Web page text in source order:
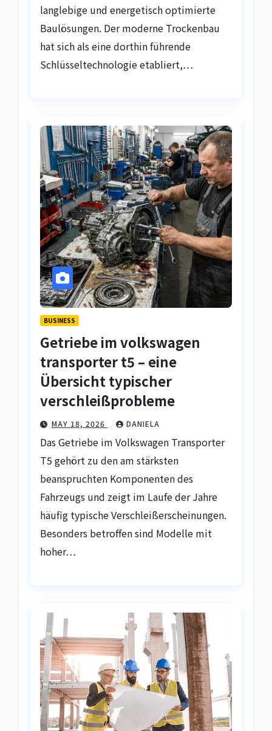
langlebige und energetisch optimierte
Baulösungen. Der moderne Trockenbau
hat sich als eine dorthin führende
Schlüsseltechnologie etabliert,…
BUSINESS
Getriebe im volkswagen
transporter t5 – eine
Übersicht typischer
verschleißprobleme
MAY 18, 2026 DANIELA
Das Getriebe im Volkswagen Transporter
T5 gehört zu den am stärksten
beanspruchten Komponenten des
Fahrzeugs und zeigt im Laufe der Jahre
häufig typische Verschleißerscheinungen.
Besonders betroffen sind Modelle mit
hoher…